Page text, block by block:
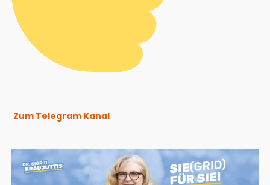
Zum Telegram Kanal